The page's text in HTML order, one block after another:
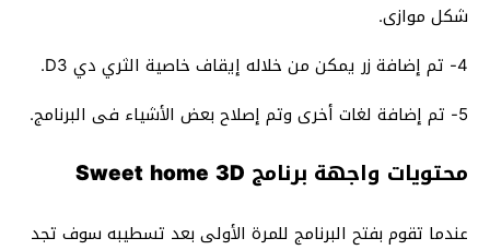
شكل موازى.
4- تم إضافة زر يمكن من خلاله إيقاف خاصية الثري دي D3.
5- تم إضافة لغات أخرى وتم إصلاح بعض الأشياء فى البرنامج.
محتويات واجهة برنامج Sweet home 3D
عندما تقوم بفتح البرنامج للمرة الأولى بعد تسطيبه سوف تجد